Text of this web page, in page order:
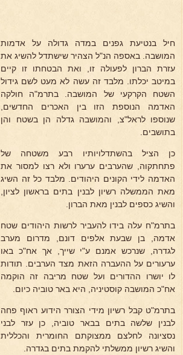
חיל בנטיעת גפנים במדה גדולה על אדמות
המושבה. באספה הנ"ל הצהיר שישתדל להשיג את
עזרת הברון לפעולה זו, ואת הבטחתו זו קיים
במיטב יכלתו. מלבד זה עשה לא מעט לשם גידול
השטח הקרקעי של המושבה. בתרמ"ה חולקה
האדמה הנוספת הזו בין האכרים החדשים,
שנוספו לראל"צ, והמושבה גדלה הן בשטח והן
בתושבים.
כן הציל בהשתדלויותיו רבע משטחה של
פתחתקוה, שהערבים ערערו ולא רצו למסור את
האדמה לידי הקונים היהודים. מלבד כל זה השיג
מאת הממשלה רשיון לבנין בתים בראשון לציון,
והשיג כספים לבנין מאת הברון.
בתרמ"ח עלה בידו להעביר לרשות היהודים שטח
אדמה, בן שבעת אלפים דונם, מדרום מערב
לגדרה, שנרכש אמנם ע"י שייך, אך אח"כ באו
ערעורים על ההעברה הזאת מצד הערבים. תודות
לו יושרו ההדורים ועל שטח מריבה זה הוקמה
אח"כ המושבה קוסטיניה, היא באר טוביה כיום.
בתרמ"ט קבל רשיון מידי הצורר הידוע ראוף פחה
לבנין שלשה בתים בבאר טוביה, כן עזר לבני
נסציונה לחלצם ממצוקתם החומרית והכללית
והשיג רשיון ממשלתי להקמת בתים בגדרה.